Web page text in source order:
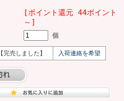
[ポイント還元 44ポイント
～]
個
【完売しました】 入荷連絡を希望